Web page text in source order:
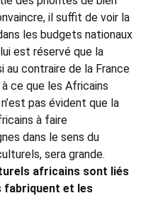
il suffit de voir la
les budgets nationaux
est réservé que la
au contraire de la France
ce que les Africains
pas évident que la
à faire
dans le sens du
sera grande.
africains sont liés
fabriquent et les